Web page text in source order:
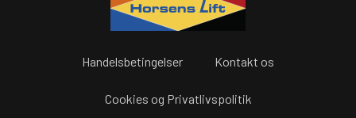
Handelsbetingelser Kontakt os
Cookies og Privatlivspolitik